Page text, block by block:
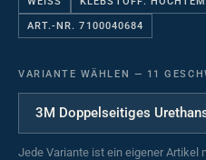
ART.-NR. 7100040684
VARIANTE WÄHLEN — 11
Jede Variante ist ein eigener